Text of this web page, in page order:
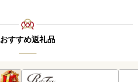
おすすめ返礼品